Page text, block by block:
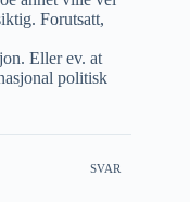
Forutsatt,
Eller ev. at
politisk
SVAR